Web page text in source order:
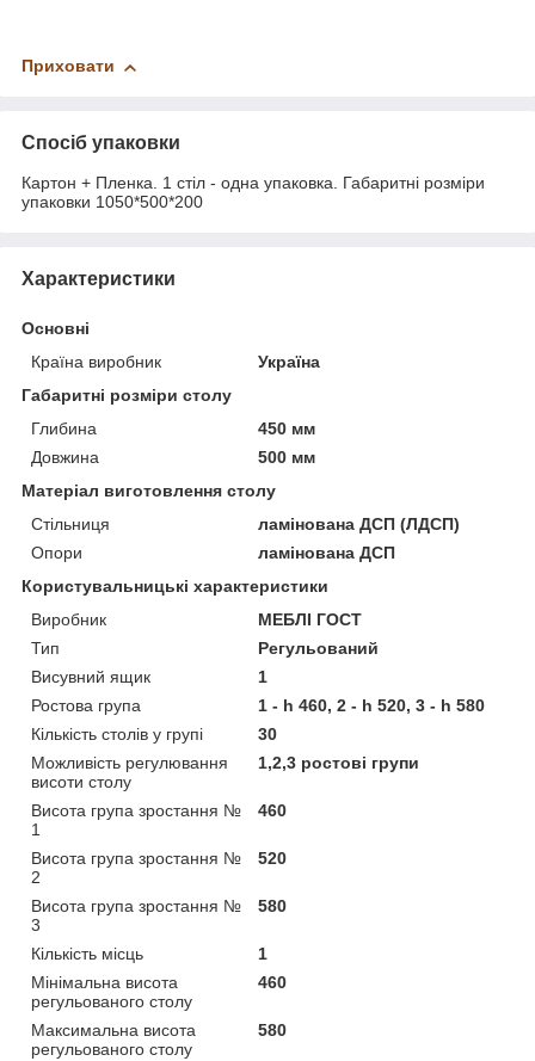
Приховати
Спосіб упаковки
Картон + Пленка. 1 стіл - одна упаковка. Габаритні розміри
упаковки 1050*500*200
Характеристики
Основні
Країна виробник
Україна
Габаритні розміри столу
Глибина
450 мм
Довжина
500 мм
Матеріал виготовлення столу
Стільниця
ламінована ДСП (ЛДСП)
Опори
ламінована ДСП
Користувальницькі характеристики
Виробник
МЕБЛІ ГОСТ
Тип
Регульований
Висувний ящик
1
Ростова група
1 - h 460, 2 - h 520, 3 - h 580
Кількість столів у групі
30
Можливість регулювання
висоти столу
1,2,3 ростові групи
Висота група зростання №
1
460
Висота група зростання №
2
520
Висота група зростання №
3
580
Кількість місць
1
Мінімальна висота
регульованого столу
460
Максимальна висота
регульованого столу
580